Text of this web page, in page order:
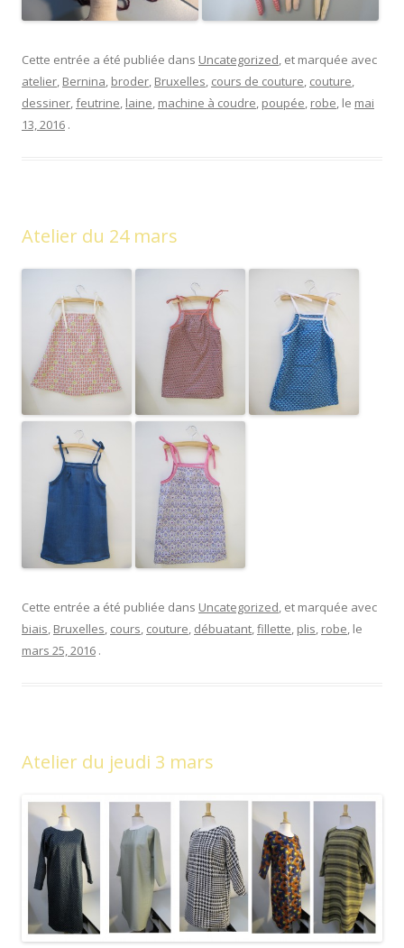
Cette entrée a été publiée dans Uncategorized, et marquée avec
atelier, Bernina, broder, Bruxelles, cours de couture, couture,
dessiner,feutrine, laine, machine à coudre, poupée, robe, le mai
13, 2016 .
Atelier du 24 mars
Cette entrée a été publiée dans Uncategorized, et marquée avec
biais, Bruxelles, cours, couture, débuatant,fillette, plis, robe, le
mars 25, 2016 .
Atelier du jeudi 3 mars